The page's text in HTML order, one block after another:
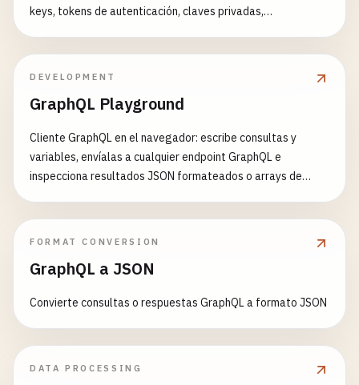
keys, tokens de autenticación, claves privadas,
Fechas de última rotación opcionales y cadencia
cumplimiento.
DEVELOPMENT
GraphQL Playground
Cliente GraphQL en el navegador: escribe consultas y
variables, envíalas a cualquier endpoint GraphQL e
inspecciona resultados JSON formateados o arrays de
FORMAT CONVERSION
GraphQL a JSON
Convierte consultas o respuestas GraphQL a formato JSON
DATA PROCESSING